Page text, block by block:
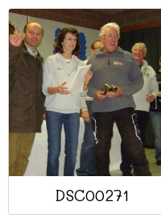
DSC00271